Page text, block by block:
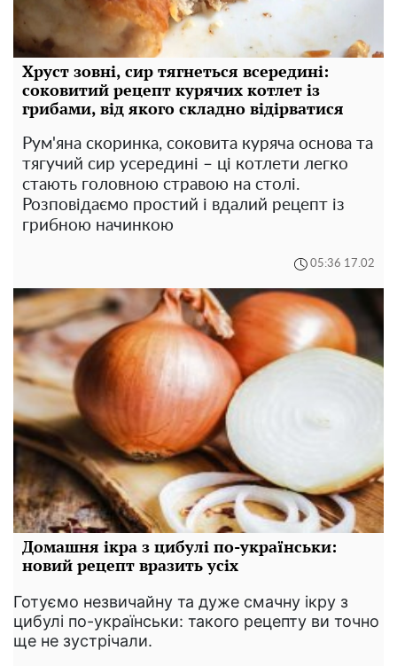
Хруст зовні, сир тягнеться всередині:
соковитий рецепт курячих котлет із
грибами, від якого складно відірватися
Рум'яна скоринка, соковита куряча основа та
тягучий сир усередині – ці котлети легко
стають головною стравою на столі.
Розповідаємо простий і вдалий рецепт із
грибною начинкою
05:36 17.02
Домашня ікра з цибулі по-українськи:
новий рецепт вразить усіх
Готуємо незвичайну та дуже смачну ікру з
цибулі по-українськи: такого рецепту ви точно
ще не зустрічали.